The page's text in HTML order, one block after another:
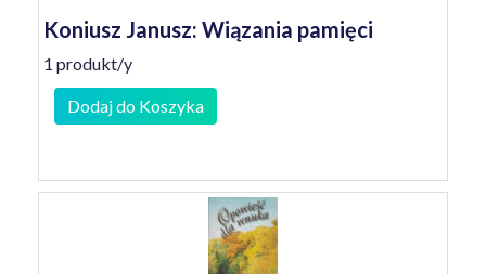
Koniusz Janusz: Wiązania pamięci
1 produkt/y
Dodaj do Koszyka